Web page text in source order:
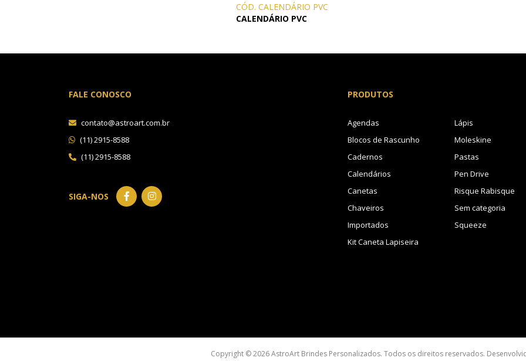
RISQUE RABISQUE
CÓD. CALENDÁRIO PVC
CALENDÁRIO PVC
FALE CONOSCO
contato@astroart.com.br
(11) 2915-8588
(11) 2915-8588
SIGA-NOS
PRODUTOS
Agendas
Blocos de Rascunho
Cadernos
Calendários
Canetas
Chaveiros
Importados
Kit Caneta Lapiseira
Lápis
Moleskine
Pastas
Pen Drive
Risque Rabisque
Sem categoria
Squeeze
Copyright © 2026 AstroArt Brindes Personalizados. Todos os direitos reservados.